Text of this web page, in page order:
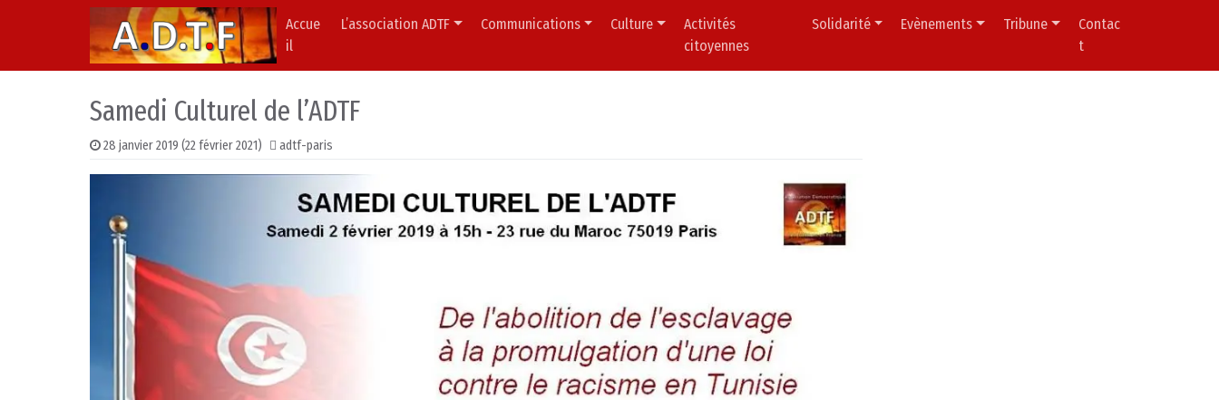
Skip to content
Main Navigation
Accue
il
L’association ADTF Communications Culture
Activités
citoyennes
Solidarité Evènements Tribune
Contac
t
Samedi Culturel de l’ADTF
28 janvier 2019 (22 février 2021) adtf-paris